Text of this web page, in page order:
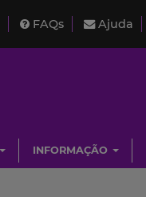
FAQs Ajuda
INFORMAÇÃO